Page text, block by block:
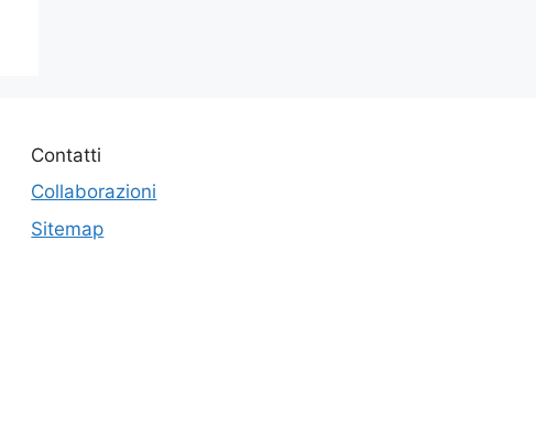
Contatti
Collaborazioni
Sitemap